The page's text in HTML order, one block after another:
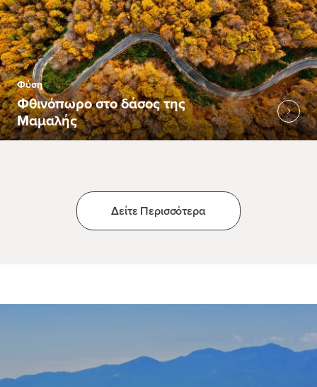
Φύση
Φθινόπωρο στο δάσος της
Μαμαλής
Δείτε Περισσότερα